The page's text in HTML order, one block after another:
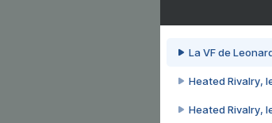
La VF de
Heated Rivalry,
Heated Rivalry,